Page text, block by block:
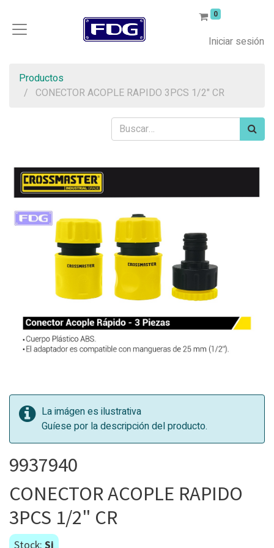
0
Iniciar sesión
Productos
CONECTOR ACOPLE RAPIDO 3PCS 1/2" CR
La imágen es ilustrativa
Guíese por la descripción del producto.
9937940
CONECTOR ACOPLE RAPIDO
3PCS 1/2" CR
Stock: Si